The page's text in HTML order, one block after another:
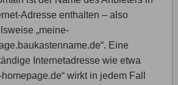
Adresse enthalten – also
„meine-
Eine
Internetadresse wie etwa
wirkt in jedem Fall